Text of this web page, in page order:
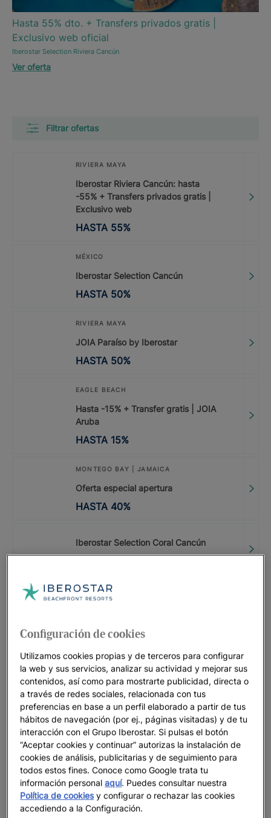
Hasta 55% dto. + Transfers privados gratis |
Exclusivo web oficial
Iberostar Selection Riviera Cancún
Ver oferta
Filtrar ofertas
RIVIERA MAYA
Iberostar Riviera Cancún: hasta
-55% + Transfers privados gratis |
Exclusivo web
HASTA 55%
MÉXICO
Iberostar Selection Cancún
HASTA 50%
RIVIERA MAYA
JOIA Paraíso by Iberostar
HASTA 50%
EAGLE BEACH
Hasta -15% + Transfer gratis | JOIA
Aruba
HASTA 15%
MONTEGO BAY | JAMAICA
Oferta especial apertura
HASTA 40%
Iberostar Selection Coral Cancún
Miami: el escenario de las grandes
HASTA %
RIVIERA MAYA | MÉXICO
Iberostar Selection Paraíso Maya
Suites
HASTA 35%
RIVIERA MAYA
Iberostar Waves Paraíso Beach
HASTA 55 %
MONTEGO BAY
Configuración de cookies
Utilizamos cookies propias y de terceros para configurar
la web y sus servicios, analizar su actividad y mejorar sus
contenidos, así como para mostrarte publicidad, directa o
a través de redes sociales, relacionada con tus
preferencias en base a un perfil elaborado a partir de tus
hábitos de navegación (por ej., páginas visitadas) y de tu
interacción con el Grupo Iberostar. Si pulsas el botón
“Aceptar cookies y continuar” autorizas la instalación de
cookies de análisis, publicitarias y de seguimiento para
todos estos fines. Conoce como Google trata tu
información personalaquí. Puedes consultar nuestra
Política de cookiesy configurar o rechazar las cookies
accediendo a la Configuración.